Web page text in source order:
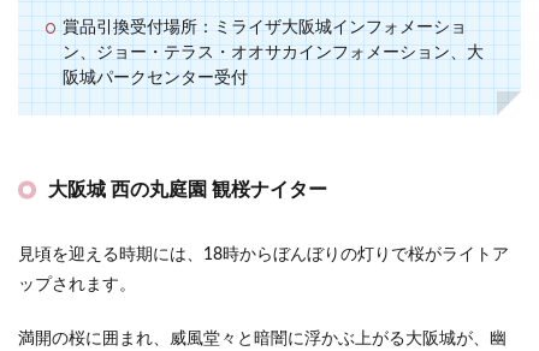
賞品引換受付場所：ミライザ大阪城インフォメーショ
ン、ジョー・テラス・オオサカインフォメーション、大
阪城パークセンター受付
大阪城 西の丸庭園 観桜ナイター
見頃を迎える時期には、18時からぼんぼりの灯りで桜がライトア
ップされます。
満開の桜に囲まれ、威風堂々と暗闇に浮かぶ上がる大阪城が、幽